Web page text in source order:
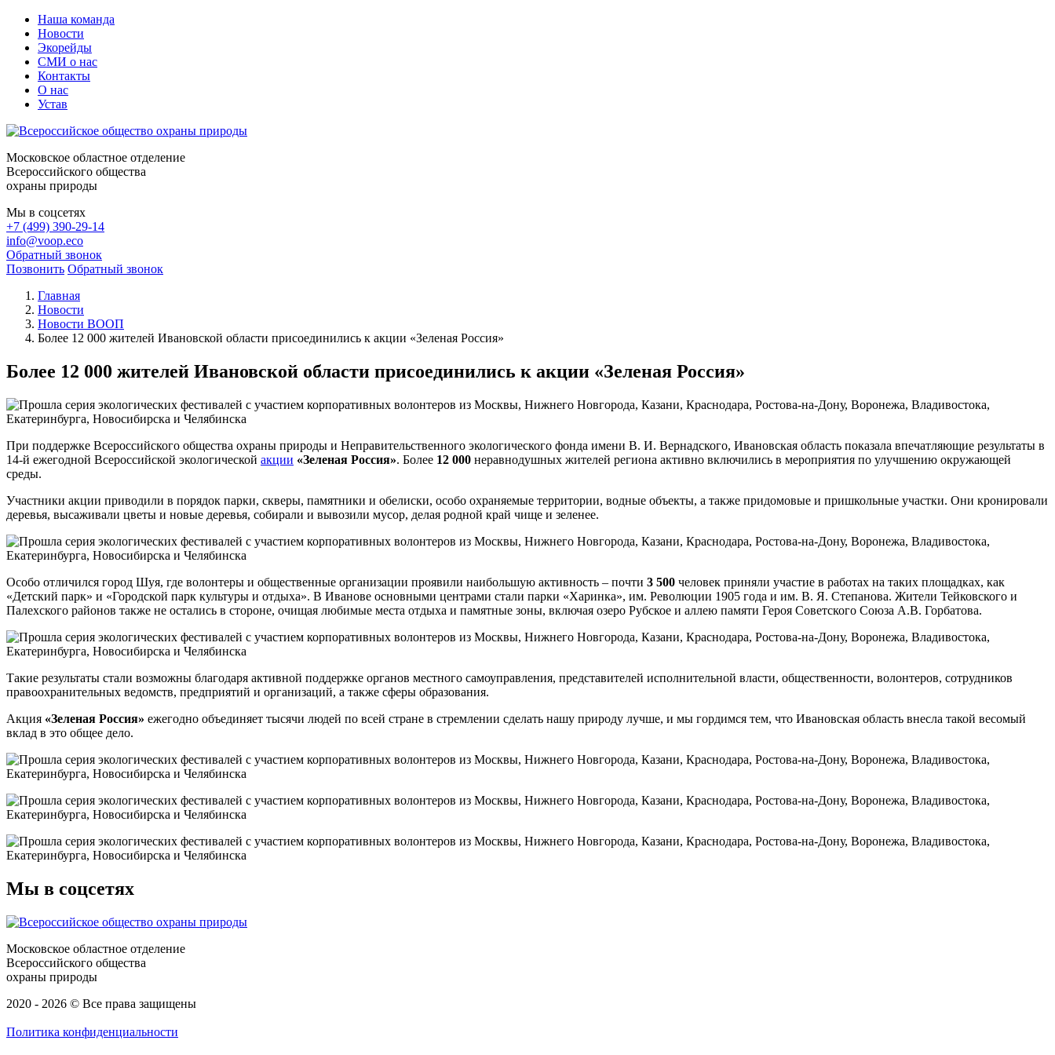
Наша команда
Новости
Экорейды
СМИ о нас
Контакты
О нас
Устав
Московское областное отделение
Всероссийского общества
охраны природы
Мы в соцсетях
+7 (499) 390-29-14
info@voop.eco
Обратный звонок
Позвонить Обратный звонок
Главная
Новости
Новости ВООП
Более 12 000 жителей Ивановской области присоединились к акции «Зеленая Россия»
Более 12 000 жителей Ивановской области присоединились к акции «Зеленая Россия»
При поддержке Всероссийского общества охраны природы и Неправительственного экологического фонда имени В. И. Вернадского, Ивановская область показала впечатляющие результаты в
14-й ежегодной Всероссийской экологической акции «Зеленая Россия». Более 12 000 неравнодушных жителей региона активно включились в мероприятия по улучшению окружающей
среды.
Участники акции приводили в порядок парки, скверы, памятники и обелиски, особо охраняемые территории, водные объекты, а также придомовые и пришкольные участки. Они кронировали
деревья, высаживали цветы и новые деревья, собирали и вывозили мусор, делая родной край чище и зеленее.
Особо отличился город Шуя, где волонтеры и общественные организации проявили наибольшую активность – почти 3 500 человек приняли участие в работах на таких площадках, как
«Детский парк» и «Городской парк культуры и отдыха». В Иванове основными центрами стали парки «Харинка», им. Революции 1905 года и им. В. Я. Степанова. Жители Тейковского и
Палехского районов также не остались в стороне, очищая любимые места отдыха и памятные зоны, включая озеро Рубское и аллею памяти Героя Советского Союза А.В. Горбатова.
Такие результаты стали возможны благодаря активной поддержке органов местного самоуправления, представителей исполнительной власти, общественности, волонтеров, сотрудников
правоохранительных ведомств, предприятий и организаций, а также сферы образования.
Акция «Зеленая Россия» ежегодно объединяет тысячи людей по всей стране в стремлении сделать нашу природу лучше, и мы гордимся тем, что Ивановская область внесла такой весомый
вклад в это общее дело.
Мы в соцсетях
Московское областное отделение
Всероссийского общества
охраны природы
2020 - 2026 © Все права защищены
Политика конфиденциальности